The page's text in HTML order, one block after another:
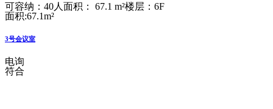
可容纳：40人 面积： 67.1 m²楼层：6F
面积:67.1m²
3号会议室
电询
符合